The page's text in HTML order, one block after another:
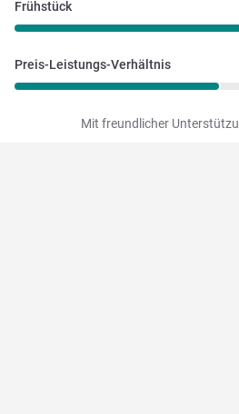
Frühstück
Preis-Leistungs-Verhältnis
Mit freundlicher